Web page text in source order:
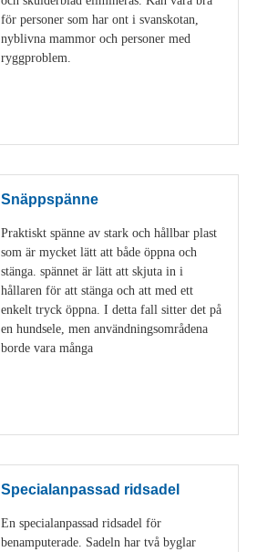
för personer som har ont i svanskotan,
nyblivna mammor och personer med
ryggproblem.
Snäppspänne
Praktiskt spänne av stark och hållbar plast
som är mycket lätt att både öppna och
stänga. spännet är lätt att skjuta in i
hållaren för att stänga och att med ett
enkelt tryck öppna. I detta fall sitter det på
en hundsele, men användningsområdena
borde vara många
Specialanpassad ridsadel
En specialanpassad ridsadel för
benamputerade. Sadeln har två byglar